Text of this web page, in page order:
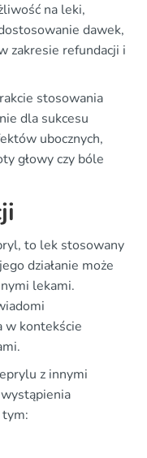
na leki,
dawek,
zakresie refundacji i
stosowania
dla sukcesu
ubocznych,
głowy czy bóle
to lek stosowany
działanie może
lekami.
w kontekście
z innymi